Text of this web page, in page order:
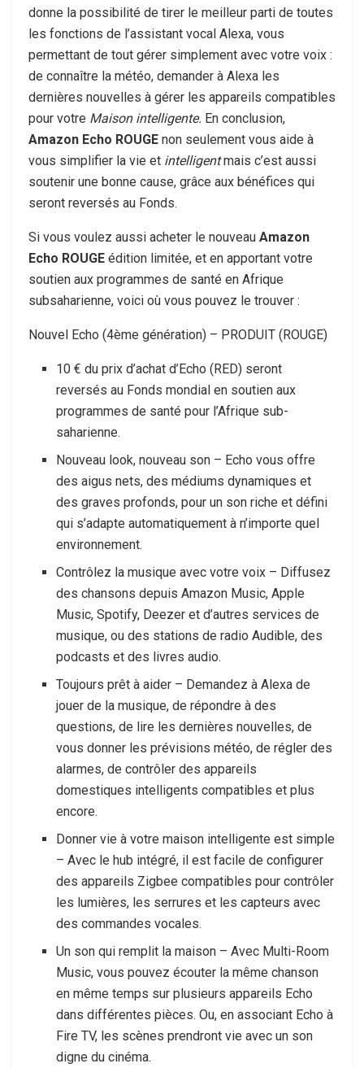
donne la possibilité de tirer le meilleur parti de toutes
les fonctions de l’assistant vocal Alexa, vous
permettant de tout gérer simplement avec votre voix :
de connaître la météo, demander à Alexa les
dernières nouvelles à gérer les appareils compatibles
pour votre Maison intelligente. En conclusion,
Amazon Echo ROUGE non seulement vous aide à
vous simplifier la vie et intelligentmais c’est aussi
soutenir une bonne cause, grâce aux bénéfices qui
seront reversés au Fonds.
Si vous voulez aussi acheter le nouveau Amazon
Echo ROUGE édition limitée, et en apportant votre
soutien aux programmes de santé en Afrique
subsaharienne, voici où vous pouvez le trouver :
Nouvel Echo (4ème génération) – PRODUIT (ROUGE)
10 € du prix d’achat d’Echo (RED) seront
reversés au Fonds mondial en soutien aux
programmes de santé pour l’Afrique sub-
saharienne.
Nouveau look, nouveau son – Echo vous offre
des aigus nets, des médiums dynamiques et
des graves profonds, pour un son riche et défini
qui s’adapte automatiquement à n’importe quel
environnement.
Contrôlez la musique avec votre voix – Diffusez
des chansons depuis Amazon Music, Apple
Music, Spotify, Deezer et d’autres services de
musique, ou des stations de radio Audible, des
podcasts et des livres audio.
Toujours prêt à aider – Demandez à Alexa de
jouer de la musique, de répondre à des
questions, de lire les dernières nouvelles, de
vous donner les prévisions météo, de régler des
alarmes, de contrôler des appareils
domestiques intelligents compatibles et plus
encore.
Donner vie à votre maison intelligente est simple
– Avec le hub intégré, il est facile de configurer
des appareils Zigbee compatibles pour contrôler
les lumières, les serrures et les capteurs avec
des commandes vocales.
Un son qui remplit la maison – Avec Multi-Room
Music, vous pouvez écouter la même chanson
en même temps sur plusieurs appareils Echo
dans différentes pièces. Ou, en associant Echo à
Fire TV, les scènes prendront vie avec un son
digne du cinéma.